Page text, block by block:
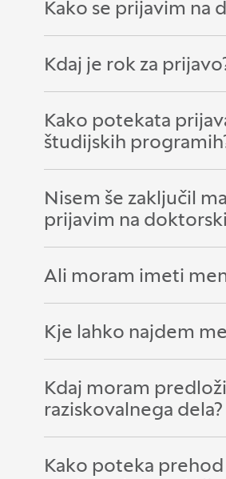
Odpri razdelek:
Zapri razdelek:
Kako se prijavim na
Odpri razdelek:
Zapri razdelek:
Kdaj je rok za
Odpri razdelek:
Zapri razdelek:
Kako potekata
študijskih
Odpri razdelek:
Zapri razdelek:
Nisem še zaključil
prijavim na
Odpri razdelek:
Zapri razdelek:
Ali moram imeti
Odpri razdelek:
Zapri razdelek:
Kje lahko najdem
Odpri razdelek:
Zapri razdelek:
Kdaj moram
raziskovalnega dela?
Odpri razdelek:
Zapri razdelek:
Kako poteka